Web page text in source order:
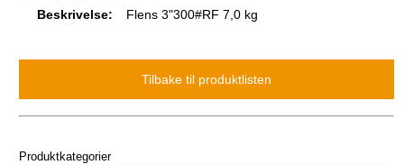
Beskrivelse: Flens 3"300#RF 7,0 kg
Produktkategorier